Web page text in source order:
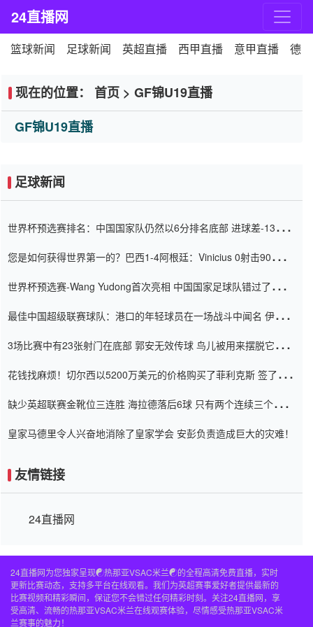
24直播网
篮球新闻 足球新闻 英超直播 西甲直播 意甲直播 德
现在的位置： 首页 > GF锦U19直播
GF锦U19直播
足球新闻
世界杯预选赛排名：中国国家队仍然以6分排名底部 进球差-13令人
您是如何获得世界第一的？巴西1-4阿根廷：Vinicius 0射击90分钟
世界杯预选赛-Wang Yudong首次亮相 中国国家足球队错过了世界
最佳中国超级联赛球队：港口的年轻球员在一场战斗中闻名 伊万放
3场比赛中有23张射门在底部 郭安无效传球 鸟儿被用来摆脱它
花钱找麻烦！切尔西以5200万美元的价格购买了菲利克斯 签了7年
缺少英超联赛金靴位三连胜 海拉德落后6球 只有两个连续三个连续
皇家马德里令人兴奋地消除了皇家学会 安彭负责造成巨大的灾难！
友情链接
24直播网
24直播网为您独家呈现☯️热那亚VSAC米兰☯️的全程高清免费直播，实时
更新比赛动态，支持多平台在线观看。我们为英超赛事爱好者提供最新的
比赛视频和精彩瞬间，保证您不会错过任何精彩时刻。关注24直播网，享
受高清、流畅的热那亚VSAC米兰在线观赛体验，尽情感受热那亚VSAC米
兰赛事的魅力！